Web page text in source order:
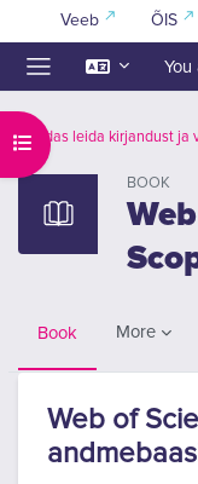
Skip to main content
Veeb ÕIS
Side panel
You
Open course index
BOOK
Book More
Web of